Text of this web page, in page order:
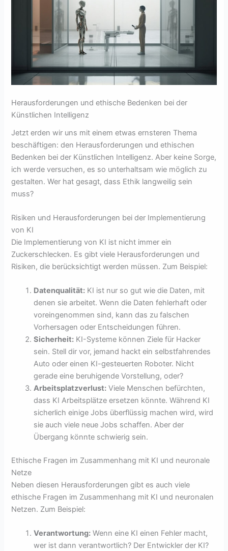
Herausforderungen und ethische Bedenken bei der
Künstlichen Intelligenz
Jetzt erden wir uns mit einem etwas ernsteren Thema
beschäftigen: den Herausforderungen und ethischen
Bedenken bei der Künstlichen Intelligenz. Aber keine Sorge,
ich werde versuchen, es so unterhaltsam wie möglich zu
gestalten. Wer hat gesagt, dass Ethik langweilig sein
muss?
Risiken und Herausforderungen bei der Implementierung
von KI
Die Implementierung von KI ist nicht immer ein
Zuckerschlecken. Es gibt viele Herausforderungen und
Risiken, die berücksichtigt werden müssen. Zum Beispiel:
Datenqualität: KI ist nur so gut wie die Daten, mit
denen sie arbeitet. Wenn die Daten fehlerhaft oder
voreingenommen sind, kann das zu falschen
Vorhersagen oder Entscheidungen führen.
Sicherheit: KI-Systeme können Ziele für Hacker
sein. Stell dir vor, jemand hackt ein selbstfahrendes
Auto oder einen KI-gesteuerten Roboter. Nicht
gerade eine beruhigende Vorstellung, oder?
Arbeitsplatzverlust: Viele Menschen befürchten,
dass KI Arbeitsplätze ersetzen könnte. Während KI
sicherlich einige Jobs überflüssig machen wird, wird
sie auch viele neue Jobs schaffen. Aber der
Übergang könnte schwierig sein.
Ethische Fragen im Zusammenhang mit KI und neuronale
Netze
Neben diesen Herausforderungen gibt es auch viele
ethische Fragen im Zusammenhang mit KI und neuronalen
Netzen. Zum Beispiel:
Verantwortung: Wenn eine KI einen Fehler macht,
wer ist dann verantwortlich? Der Entwickler der KI?